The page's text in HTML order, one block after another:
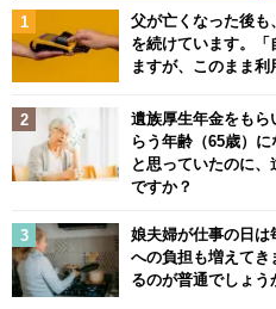
父が亡くなった後も
を続けています。「
ますが、このまま利
遺族厚生年金をもら
らう年齢（65歳）
と思っていたのに
ですか？
娘夫婦が仕事の日は
への負担も増えてき
るのが普通でしょう